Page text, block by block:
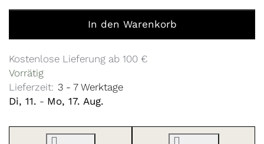
In den Warenkorb
Kostenlose Lieferung ab 100 €
Vorrätig
Lieferzeit: 3 - 7 Werktage
Di, 11. - Mo, 17. Aug.